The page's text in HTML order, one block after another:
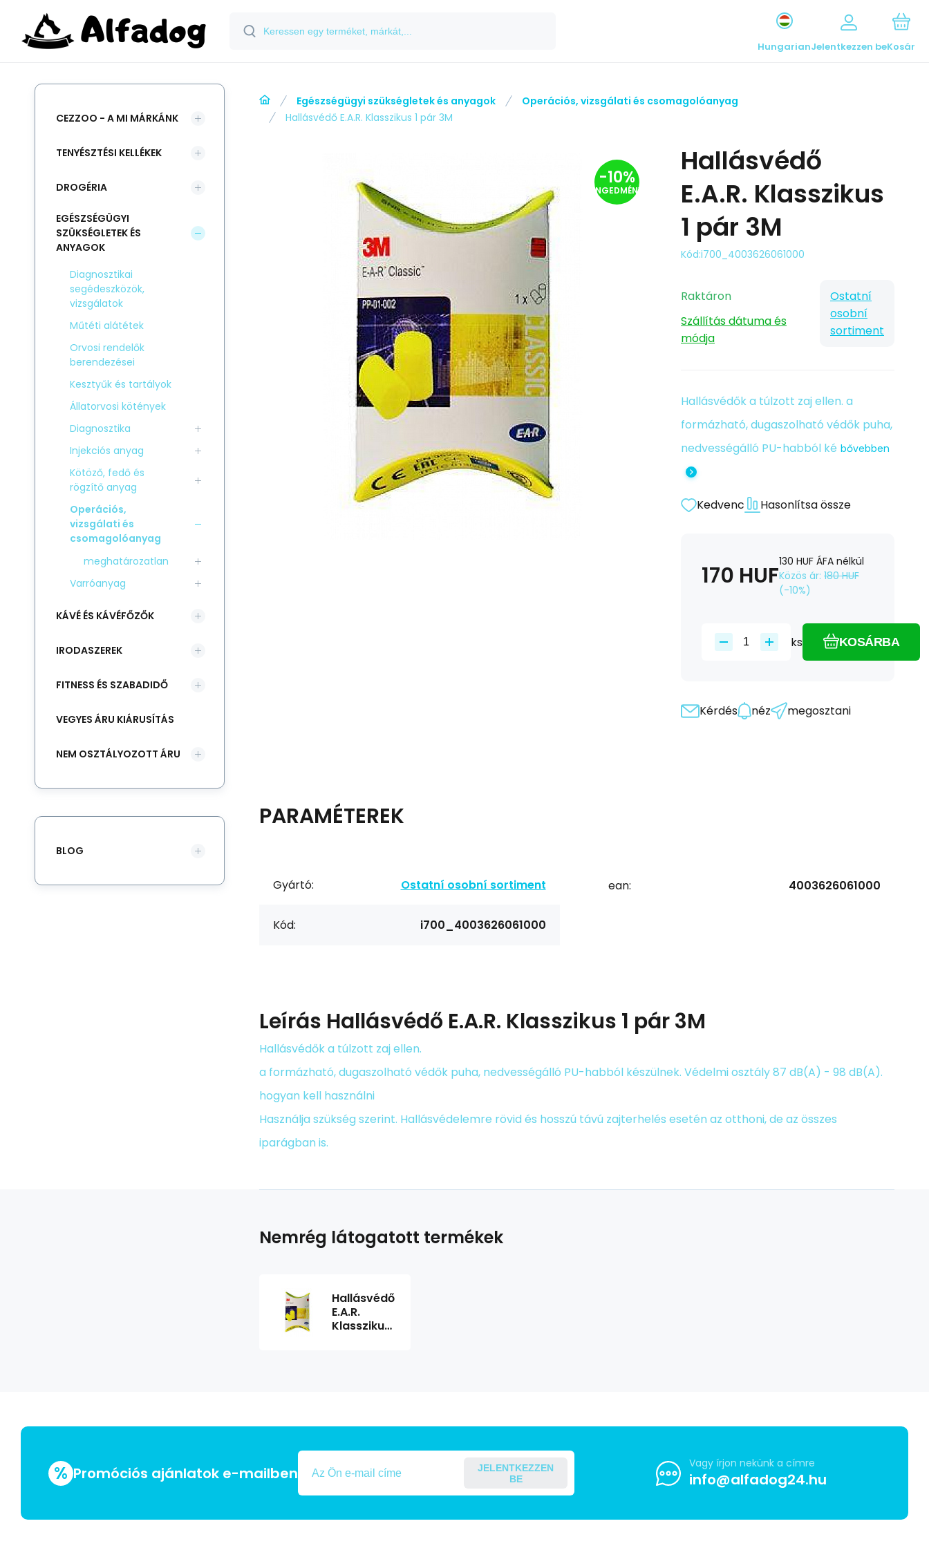
HungarianJelentkezzen beKosár
Egészségügyi szükségletek és anyagok
Operációs, vizsgálati és csomagolóanyag
Hallásvédő E.A.R. Klasszikus 1 pár 3M
-10%
ENGEDMÉNY
Hallásvédő
E.A.R. Klasszikus
1 pár 3M
Kód:i700_4003626061000
Raktáron
Szállítás dátuma és
módja
Ostatní
osobní
sortiment
Hallásvédők a túlzott zaj ellen. a
formázható, dugaszolható védők puha,
nedvességálló PU-habból ké bővebben
Kedvenc Hasonlítsa össze
170 HUF130 HUF ÁFA nélkül
Közös ár: 180 HUF
(-10%)
ks KOSÁRBA
Kérdés néz megosztani
PARAMÉTEREK
Gyártó: Ostatní osobní sortiment
Kód: i700_4003626061000
ean: 4003626061000
Leírás Hallásvédő E.A.R. Klasszikus 1 pár 3M
Hallásvédők a túlzott zaj ellen.
a formázható, dugaszolható védők puha, nedvességálló PU-habból készülnek. Védelmi osztály 87 dB(A) - 98 dB(A).
hogyan kell használni
Használja szükség szerint. Hallásvédelemre rövid és hosszú távú zajterhelés esetén az otthoni, de az összes
iparágban is.
CEZZOO - A MI MÁRKÁNK
TENYÉSZTÉSI KELLÉKEK
DROGÉRIA
EGÉSZSÉGÜGYI
SZÜKSÉGLETEK ÉS
ANYAGOK
Diagnosztikai
segédeszközök,
vizsgálatok
Műtéti alátétek
Orvosi rendelők
berendezései
Kesztyűk és tartályok
Állatorvosi kötények
Diagnosztika
Injekciós anyag
Kötöző, fedő és
rögzítő anyag
Operációs,
vizsgálati és
csomagolóanyag
meghatározatlan
Varróanyag
KÁVÉ ÉS KÁVÉFŐZŐK
IRODASZEREK
FITNESS ÉS SZABADIDŐ
VEGYES ÁRU KIÁRUSÍTÁS
NEM OSZTÁLYOZOTT ÁRU
BLOG
Nemrég látogatott termékek
Hallásvédő
E.A.R.
Klasszikus
% Promóciós ajánlatok e-mailben
JELENTKEZZEN
BE
Vagy írjon nekünk a címre
info@alfadog24.hu